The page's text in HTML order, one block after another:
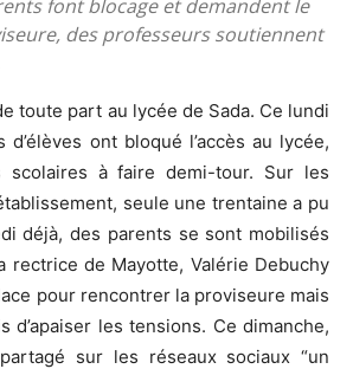
font blocage et demandent le
des professeurs soutiennent
toute part au lycée de Sada. Ce lundi
d’élèves ont bloqué l’accès au lycée,
scolaires à faire demi-tour. Sur les
seule une trentaine a pu
déjà, des parents se sont mobilisés
rectrice de Mayotte, Valérie Debuchy
pour rencontrer la proviseure mais
d’apaiser les tensions. Ce dimanche,
sur les réseaux sociaux “un